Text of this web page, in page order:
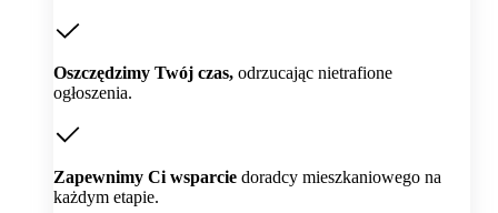
Oszczędzimy Twój czas, odrzucając nietrafione
ogłoszenia.
Zapewnimy Ci wsparcie doradcy mieszkaniowego na
każdym etapie.